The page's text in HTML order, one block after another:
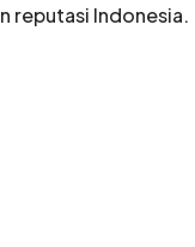
reputasi Indonesia.